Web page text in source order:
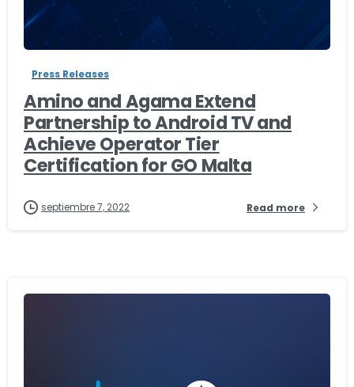
Press Releases
Amino and Agama Extend
Partnership to Android TV and
Achieve Operator Tier
Certification for GO Malta
septiembre 7, 2022 Read more